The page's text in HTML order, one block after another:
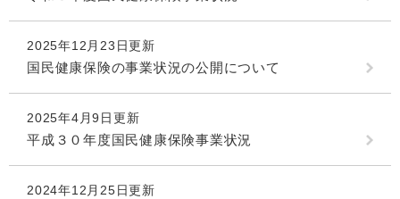
2025年12月23日更新
国民健康保険の事業状況の公開について
2025年4月9日更新
平成３０年度国民健康保険事業状況
2024年12月25日更新